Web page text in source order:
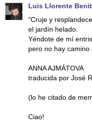
Luis Llorente
"Cruje y resplandece
el jardín helado.
Yéndote de mí
pero no hay camino
ANNA AJMÁTOVA
traducida por José
(lo he citado de
Ciao!